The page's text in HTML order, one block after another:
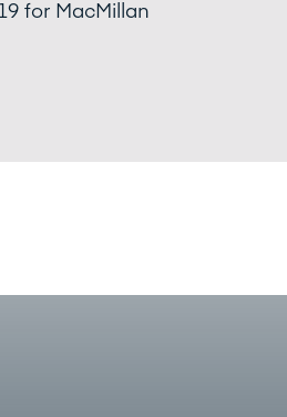
for MacMillan